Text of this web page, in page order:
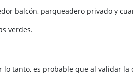
balcón, parqueadero privado y
verdes.
tanto, es probable que al validar